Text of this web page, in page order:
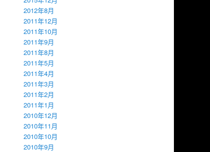
2012年8月
2011年12月
2011年10月
2011年9月
2011年8月
2011年5月
2011年4月
2011年3月
2011年2月
2011年1月
2010年12月
2010年11月
2010年10月
2010年9月